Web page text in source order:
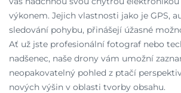
výkonem. Jejich vlastnosti jako je GPS,
sledování pohybu, přinášejí úžasné
Ať už jste profesionální fotograf nebo
nadšenec, naše drony vám umožní
neopakovatelný pohled z ptačí
nových výšin v oblasti tvorby obsahu.